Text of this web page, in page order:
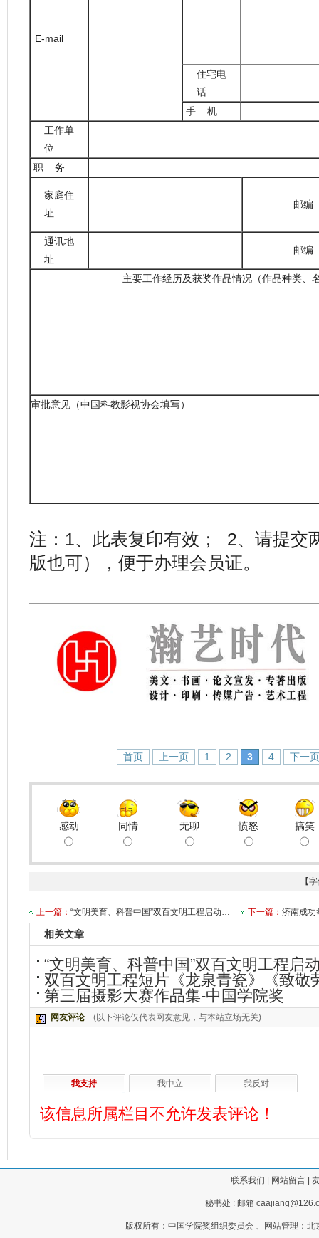
E-mail
住宅电
话
手 机
工作单
位
职 务
家庭住
址
邮
通讯地
址
邮
主要工作经历及获奖作品情况（作品种
审批意见（中国科教影视协会填写）
注：1、此表复印有效； 2、请提交
版也可），便于办理会员证。
首页 上一页 1 2 3 4 下一页
感动 同情 无聊 愤怒 搞笑
【
上一篇： “文明美育、科普中国”双百文明工程启动… 下一篇： 济南成
相关文章
“文明美育、科普中国”双百文明工程
双百文明工程短片《龙泉青瓷》《致敬
第三届摄影大赛作品集-中国学院奖
网友评论 (以下评论仅代表网友意见，与本站立场无关)
我支持 我中立 我反对
该信息所属栏目不允许发表评论！
联系我们 网站留言|
秘书处 : 邮箱
版权所有：中国学院奖组织委员会 、网站管理：